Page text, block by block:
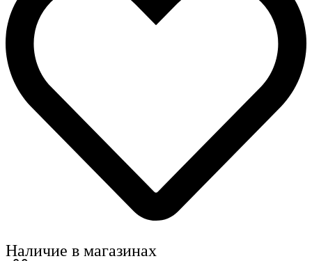
Наличие в магазинах